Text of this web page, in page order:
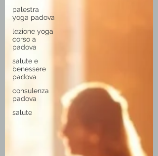
palestra
yoga padova
lezione yoga
corso a
padova
salute e
benessere
padova
consulenza
padova
salute